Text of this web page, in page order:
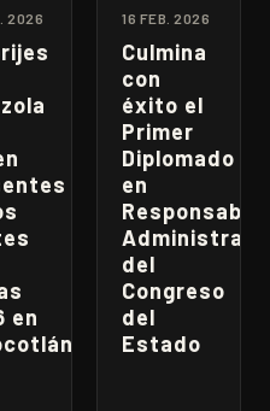
2026
en
16 FEB. 2026
Culmina
con
éxito el
Primer
Diplomado
en
del
Congreso
del
Estado